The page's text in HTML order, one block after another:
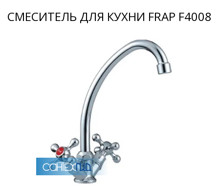
СМЕСИТЕЛЬ ДЛЯ КУХНИ FRAP F4008